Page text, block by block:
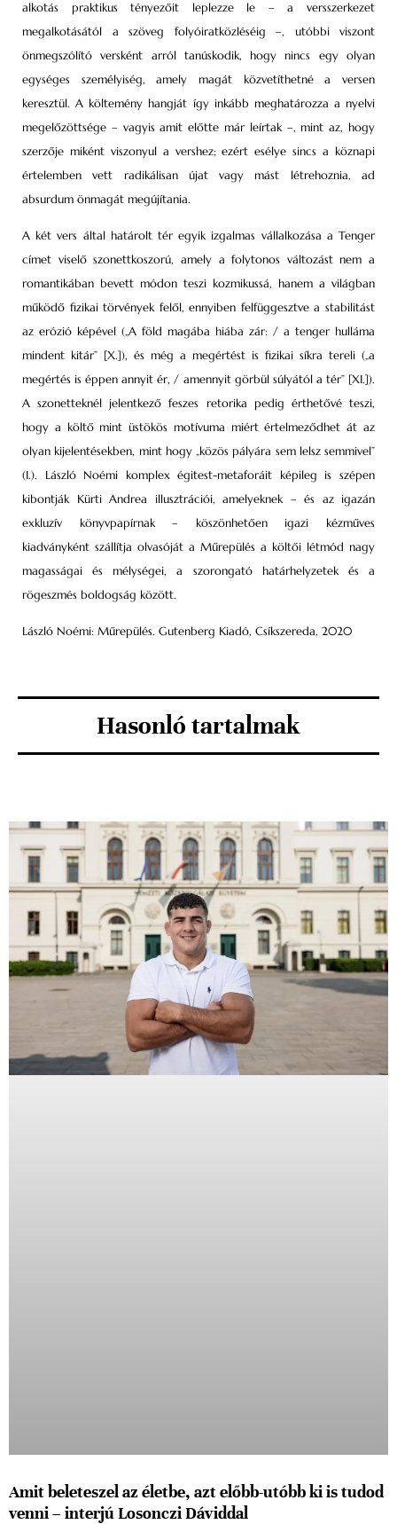
alkotás praktikus tényezőit leplezze le – a versszerkezet
megalkotásától a szöveg folyóiratközléséig –, utóbbi viszont
önmegszólító versként arról tanúskodik, hogy nincs egy olyan
egységes személyiség, amely magát közvetíthetné a versen
keresztül. A költemény hangját így inkább meghatározza a nyelvi
megelőzöttsége – vagyis amit előtte már leírtak –, mint az, hogy
szerzője miként viszonyul a vershez; ezért esélye sincs a köznapi
értelemben vett radikálisan újat vagy mást létrehoznia, ad
absurdum önmagát megújítania.
A két vers által határolt tér egyik izgalmas vállalkozása a Tenger
címet viselő szonettkoszorú, amely a folytonos változást nem a
romantikában bevett módon teszi kozmikussá, hanem a világban
működő fizikai törvények felől, ennyiben felfüggesztve a stabilitást
az erózió képével („A föld magába hiába zár: / a tenger hulláma
mindent kitár” [X.]), és még a megértést is fizikai síkra tereli („a
megértés is éppen annyit ér, / amennyit görbül súlyától a tér” [XI.]).
A szonetteknél jelentkező feszes retorika pedig érthetővé teszi,
hogy a költő mint üstökös motívuma miért értelmeződhet át az
olyan kijelentésekben, mint hogy „közös pályára sem lelsz semmivel”
(I.). László Noémi komplex égitest-metaforáit képileg is szépen
kibontják Kürti Andrea illusztrációi, amelyeknek – és az igazán
exkluzív könyvpapírnak – köszönhetően igazi kézműves
kiadványként szállítja olvasóját a Műrepülés a költői létmód nagy
magasságai és mélységei, a szorongató határhelyzetek és a
rögeszmés boldogság között.
László Noémi: Műrepülés. Gutenberg Kiadó, Csíkszereda, 2020
Hasonló tartalmak
Amit beleteszel az életbe, azt előbb-utóbb ki is tudod
venni – interjú Losonczi Dáviddal